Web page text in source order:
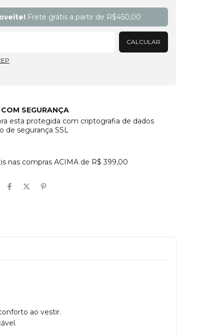
Frete grátis a partir de R$450,00
CALCULAR
SEGURANÇA
esta protegida com criptografia de dados
de segurança SSL
nas compras ACIMA de R$ 399,00
ao vestir.